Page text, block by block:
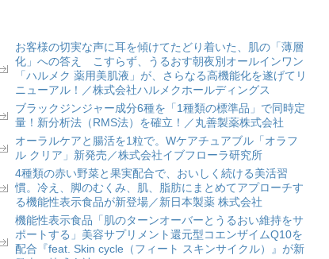
お客様の切実な声に耳を傾けてたどり着いた、肌の「薄層
化」への答え こすらず、うるおす朝夜別オールインワン
「ハルメク 薬用美肌液」が、さらなる高機能化を遂げてリ
ニューアル！／株式会社ハルメクホールディングス
ブラックジンジャー成分6種を「1種類の標準品」で同時定
量！新分析法（RMS法）を確立！／丸善製薬株式会社
オーラルケアと腸活を1粒で。Wケアチュアブル「オラフ
ル クリア」新発売／株式会社イブフローラ研究所
4種類の赤い野菜と果実配合で、おいしく続ける美活習
慣。冷え、脚のむくみ、肌、脂肪にまとめてアプローチす
る機能性表示食品が新登場／新日本製薬 株式会社
機能性表示食品「肌のターンオーバーとうるおい維持をサ
ポートする」美容サプリメント還元型コエンザイムQ10を
配合『feat. Skin cycle（フィート スキンサイクル）』が新